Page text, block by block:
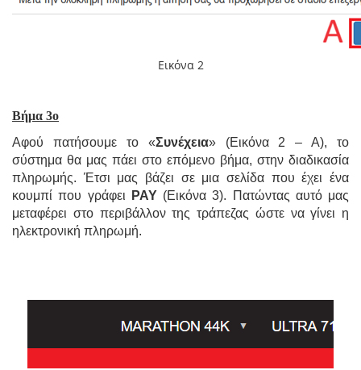
Εικόνα 2
Βήμα 3ο
Αφού πατήσουμε το «Συνέχεια» (Εικόνα 2 – Α), το
σύστημα θα μας πάει στο επόμενο βήμα, στην διαδικασία
πληρωμής. Έτσι μας βάζει σε μια σελίδα που έχει ένα
κουμπί που γράφει
PAY (Εικόνα 3). Πατώντας αυτό μας
μεταφέρει στο περιβάλλον της τράπεζας ώστε να γίνει η
ηλεκτρονική πληρωμή.